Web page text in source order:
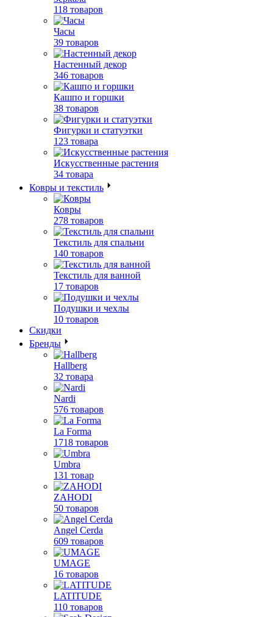
118 товаров
Часы
39 товаров
Настенный декор
346 товаров
Кашпо и горшки
38 товаров
Фигурки и статуэтки
123 товара
Искусственные растения
34 товара
Ковры и текстиль
Ковры
278 товаров
Текстиль для спальни
140 товаров
Текстиль для ванной
17 товаров
Подушки и чехлы
10 товаров
Скидки
Бренды
Hallberg
32 товара
Nardi
576 товаров
La Forma
1718 товаров
Umbra
131 товар
ZAHODI
50 товаров
Angel Cerda
609 товаров
UMAGE
16 товаров
LATITUDE
110 товаров